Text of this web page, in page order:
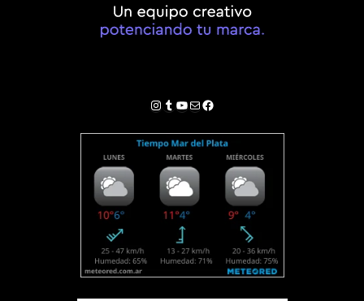
Instagram
Tumblr
YouTube
Correo electrónico
Facebook